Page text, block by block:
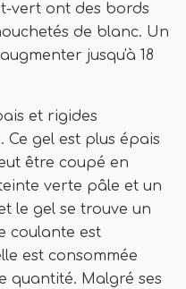
vert ont des bords
de blanc. Un
jusqu'à 18
et rigides
gel est plus épais
être coupé en
verte pâle et un
le gel se trouve un
coulante est
est consommée
quantité. Malgré ses